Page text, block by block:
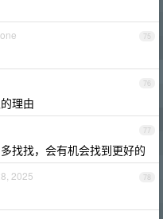
75
76
理由
77
找找，会有机会找到更好的
78
2025